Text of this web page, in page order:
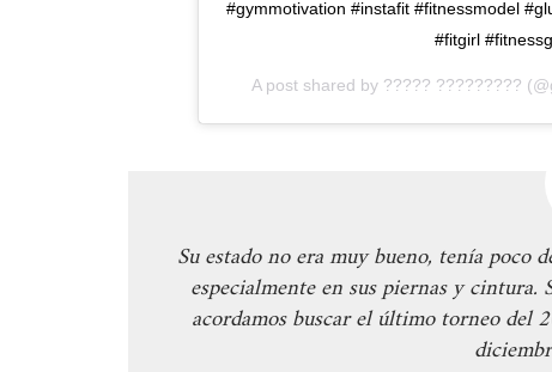
#gymmotivation #instafit #fitnessmodel
#fitgirl
A post shared by ????? ?????????
Su estado no era muy bueno, tenía poco
especialmente en sus piernas y
acordamos buscar el último torneo del